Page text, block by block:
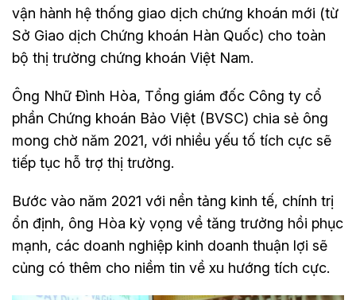
vận hành hệ thống giao dịch chứng khoán mới (từ
Sở Giao dịch Chứng khoán Hàn Quốc) cho toàn
bộ thị trường chứng khoán Việt Nam.
Ông Nhữ Đình Hòa, Tổng giám đốc Công ty cổ
phần Chứng khoán Bảo Việt (BVSC) chia sẻ ông
mong chờ năm 2021, với nhiều yếu tố tích cực sẽ
tiếp tục hỗ trợ thị trường.
Bước vào năm 2021 với nền tảng kinh tế, chính trị
ổn định, ông Hòa kỳ vọng về tăng trưởng hồi phục
mạnh, các doanh nghiệp kinh doanh thuận lợi sẽ
củng có thêm cho niềm tin về xu hướng tích cực.